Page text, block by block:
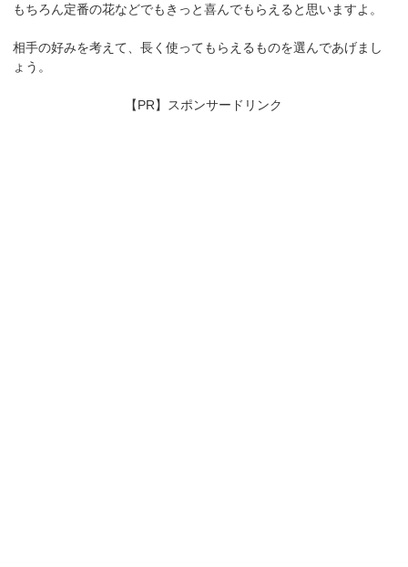
もちろん定番の花などでもきっと喜んでもらえると思いますよ。
相手の好みを考えて、長く使ってもらえるものを選んであげまし
ょう。
【PR】スポンサードリンク